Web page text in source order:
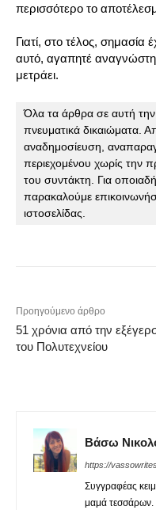
περισσότερο το
Γιατί, στο τέλος, σημασία
αυτό, αγαπητέ
μετράει.
Όλα τα άρθρα σε αυτή την
πνευματικά δικαιώματα.
αναδημοσίευση,
περιεχομένου χωρίς την
του συντάκτη. Για
παρακαλούμε
ιστοσελίδας.
Προηγούμενο άρθρο
51 χρόνια από την
του Πολυτεχνείου
Βάσω
https://
Συγγραφέας
μαμά τεσσάρων.